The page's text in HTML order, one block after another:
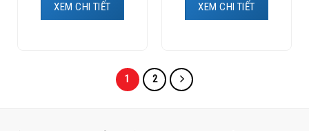
XEM CHI TIẾT XEM CHI TIẾT
1 2